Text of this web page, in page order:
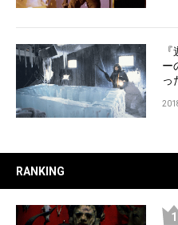
ー
っ
RANKING